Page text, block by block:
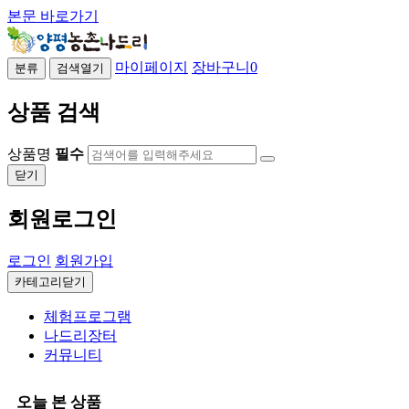
본문 바로가기
분류 검색열기 마이페이지 장바구니 0
상품 검색
상품명 필수
닫기
회원로그인
로그인 회원가입
카테고리닫기
체험프로그램
나드리장터
커뮤니티
오늘 본 상품